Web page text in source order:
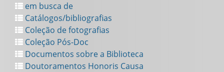
em busca de
Catálogos/bibliografias
Coleção de fotografias
Coleção Pós-Doc
Documentos sobre a Biblioteca
Doutoramentos Honoris Causa